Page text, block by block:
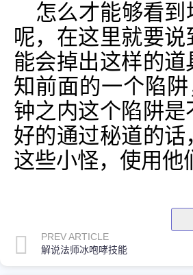
怎么才能够看
呢，在这里就要
能会掉出这样的
知前面的一个陷
钟之内这个陷阱
好的通过秘道的
这些小怪，使用他
PREV ARTICLE
解说法师冰咆哮技能